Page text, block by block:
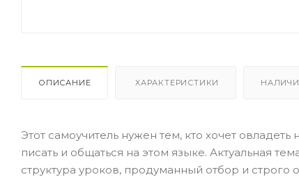
ОПИСАНИЕ ХАРАКТЕРИСТИКИ
Этот самоучитель нужен тем, кто хочет
писать и общаться на этом языке. Актуальная
структура уроков, продуманный отбор и